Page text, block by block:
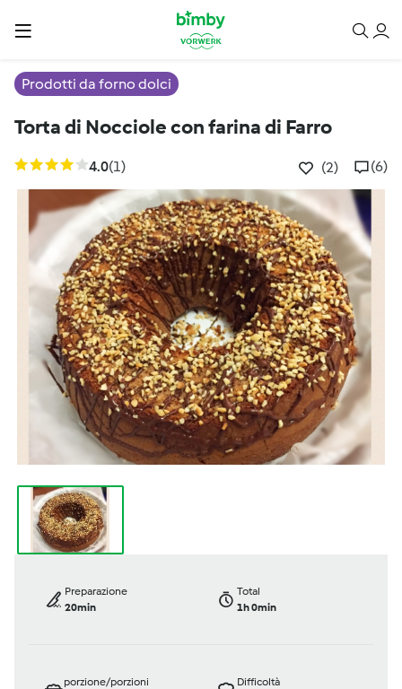
Prodotti da forno dolci
Torta di Nocciole con farina di Farro
4.0(1) (2) (6)
Preparazione
20min
Total
1h 0min
porzione/porzioni
Difficoltà